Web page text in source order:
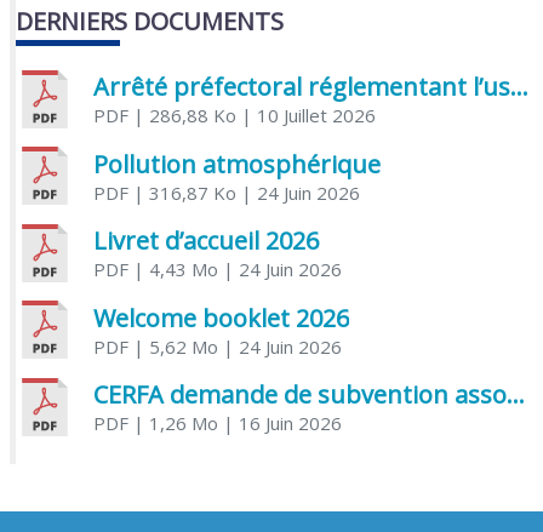
DERNIERS DOCUMENTS
Arrêté préfectoral réglementant l’usage de l’eau
PDF| 286,88 Ko | 10 Juillet 2026
Pollution atmosphérique
PDF| 316,87 Ko | 24 Juin 2026
Livret d’accueil 2026
PDF| 4,43 Mo | 24 Juin 2026
Welcome booklet 2026
PDF| 5,62 Mo | 24 Juin 2026
CERFA demande de subvention association
PDF| 1,26 Mo | 16 Juin 2026